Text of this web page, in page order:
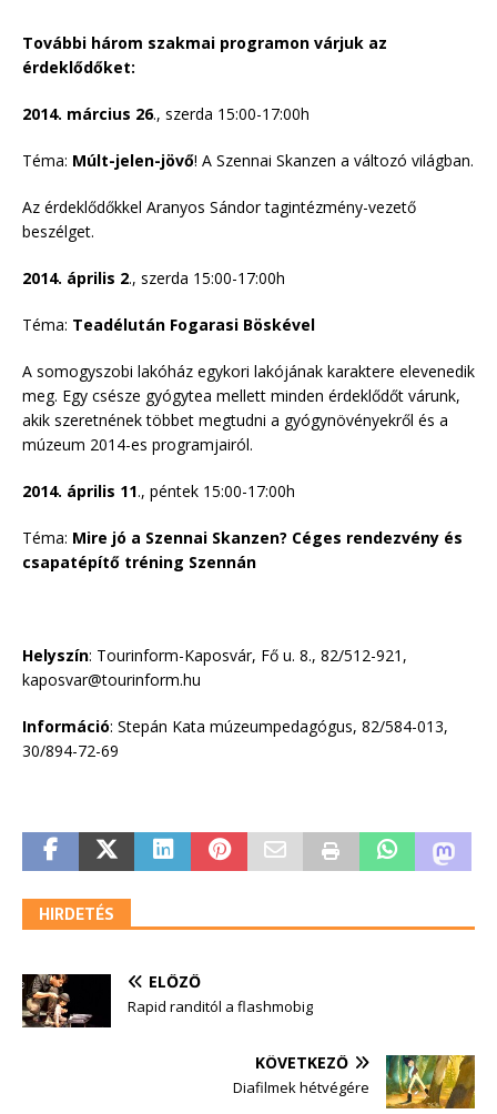
További három szakmai programon várjuk az
érdeklődőket:
2014. március 26., szerda 15:00-17:00h
Téma: Múlt-jelen-jövő! A Szennai Skanzen a változó világban.
Az érdeklődőkkel Aranyos Sándor tagintézmény-vezető
beszélget.
2014. április 2., szerda 15:00-17:00h
Téma: Teadélután Fogarasi Böskével
A somogyszobi lakóház egykori lakójának karaktere elevenedik
meg. Egy csésze gyógytea mellett minden érdeklődőt várunk,
akik szeretnének többet megtudni a gyógynövényekről és a
múzeum 2014-es programjairól.
2014. április 11., péntek 15:00-17:00h
Téma: Mire jó a Szennai Skanzen? Céges rendezvény és
csapatépítő tréning Szennán
Helyszín: Tourinform-Kaposvár, Fő u. 8., 82/512-921,
kaposvar@tourinform.hu
Információ: Stepán Kata múzeumpedagógus, 82/584-013,
30/894-72-69
HIRDETÉS
ELŐZŐ
Rapid randitól a flashmobig
KÖVETKEZŐ
Diafilmek hétvégére